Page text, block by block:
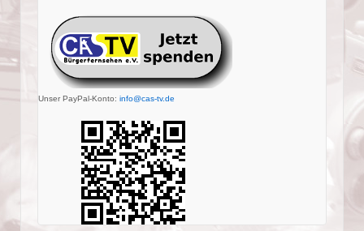
Unser PayPal-Konto: info@cas-tv.de